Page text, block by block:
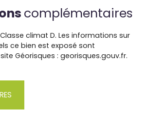
complémentaires
climat D. Les informations sur
ce bien est exposé sont
Géorisques : georisques.gouv.fr.